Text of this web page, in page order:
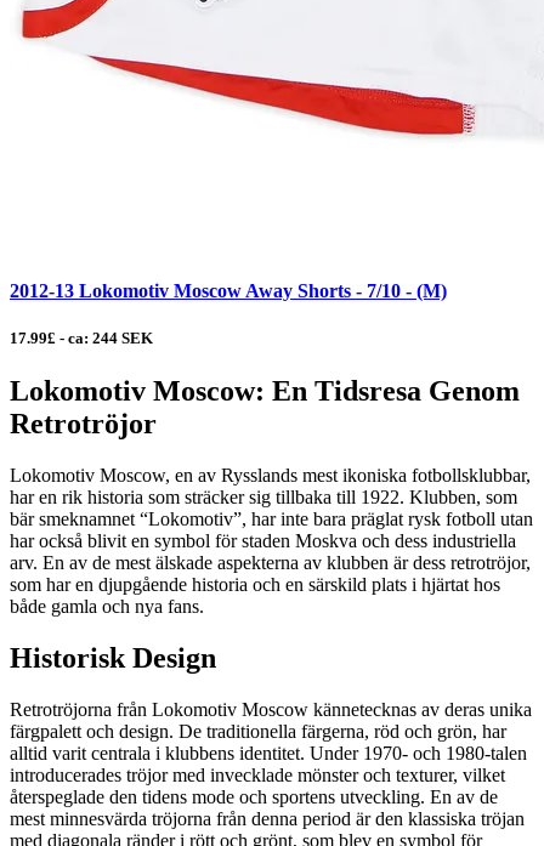
2012-13 Lokomotiv Moscow Away Shorts - 7/10 - (M)
17.99£ - ca: 244 SEK
Lokomotiv Moscow: En Tidsresa Genom
Retrotröjor
Lokomotiv Moscow, en av Rysslands mest ikoniska fotbollsklubbar,
har en rik historia som sträcker sig tillbaka till 1922. Klubben, som
bär smeknamnet “Lokomotiv”, har inte bara präglat rysk fotboll utan
har också blivit en symbol för staden Moskva och dess industriella
arv. En av de mest älskade aspekterna av klubben är dess retrotröjor,
som har en djupgående historia och en särskild plats i hjärtat hos
både gamla och nya fans.
Historisk Design
Retrotröjorna från Lokomotiv Moscow kännetecknas av deras unika
färgpalett och design. De traditionella färgerna, röd och grön, har
alltid varit centrala i klubbens identitet. Under 1970- och 1980-talen
introducerades tröjor med invecklade mönster och texturer, vilket
återspeglade den tidens mode och sportens utveckling. En av de
mest minnesvärda tröjorna från denna period är den klassiska tröjan
med diagonala ränder i rött och grönt, som blev en symbol för